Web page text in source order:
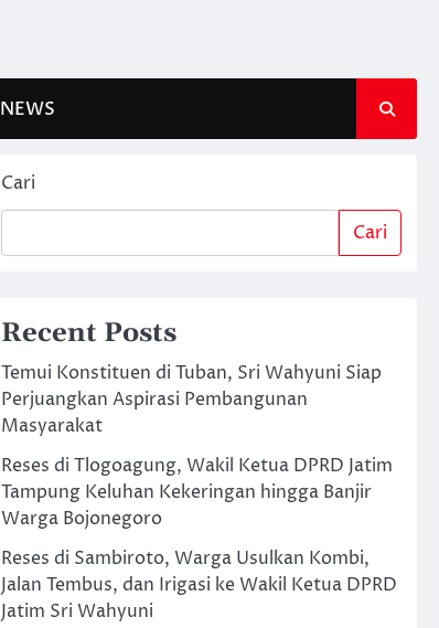
NEWS
Cari
Cari
Recent Posts
Temui Konstituen di Tuban, Sri Wahyuni Siap
Perjuangkan Aspirasi Pembangunan
Masyarakat
Reses di Tlogoagung, Wakil Ketua DPRD Jatim
Tampung Keluhan Kekeringan hingga Banjir
Warga Bojonegoro
Reses di Sambiroto, Warga Usulkan Kombi,
Jalan Tembus, dan Irigasi ke Wakil Ketua DPRD
Jatim Sri Wahyuni